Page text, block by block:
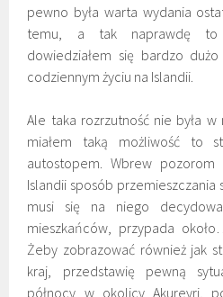
pewno była warta wydania
temu, a tak naprawdę to
dowiedziałem się bardzo
codziennym życiu na Islandii.
Ale taka rozrzutność nie była
miałem taką możliwość to
autostopem. Wbrew
Islandii sposób
musi się na niego
mieszkańców, przypada
Żeby zobrazować również jak
kraj, przedstawię pewną
północy w okolicy Akureyri,